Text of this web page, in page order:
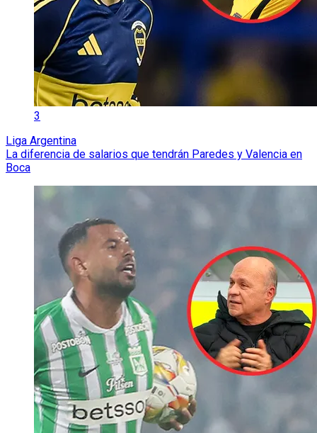
3
Liga Argentina
La diferencia de salarios que tendrán Paredes y Valencia en
Boca